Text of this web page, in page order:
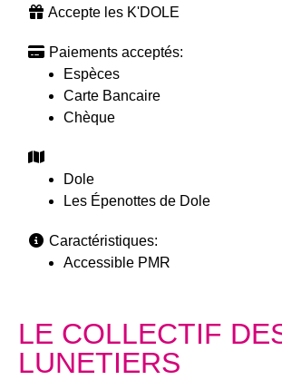
Accepte les K'DOLE
Paiements acceptés:
Espèces
Carte Bancaire
Chèque
Dole
Les Épenottes de Dole
Caractéristiques:
Accessible PMR
LE COLLECTIF
LUNETIERS